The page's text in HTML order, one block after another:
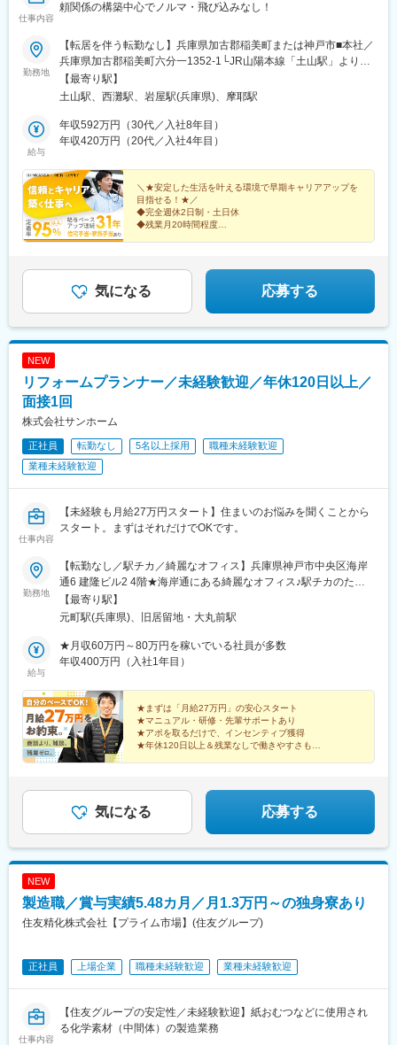
仕事内容
頼関係の構築中心でノルマ・飛び込みなし！
勤務地
【転居を伴う転勤なし】兵庫県加古郡稲美町または神戸市■本社／
兵庫県加古郡稲美町六分一1352-1└JR山陽本線「土山駅」より車
で10分└JR山陽本線「魚住駅」より車で15分※本社はマイカー通
勤可能です■神戸営業所／兵庫県神戸市灘区岩屋南町2-14└阪神本
東海道本線「摩耶駅」より徒歩9分※受動喫煙対策：社内禁煙
【最寄り駅】
土山駅、西灘駅、岩屋駅(兵庫県)、摩耶駅
給与
年収592万円（30代／入社8年目）
年収420万円（20代／入社4年目）
＼★安定した生活を叶える環境で早期キャリアアップを
目指せる！★／
◆完全週休2日制・土日休
◆残業月20時間程度
◆福利厚生・手当充実
◆未経験から営業デビュー可
気になる 応募する
NEW
リフォームプランナー／未経験歓迎／年休120日以上／
面接1回
株式会社サンホーム
正社員 転勤なし 5名以上採用
職種未経験歓迎
業種未経験歓迎
仕事内容
【未経験も月給27万円スタート】住まいのお悩みを聞くことから
スタート。まずはそれだけでOKです。
勤務地
【転勤なし／駅チカ／綺麗なオフィス】兵庫県神戸市中央区海岸
通6 建隆ビル2 4階★海岸通にある綺麗なオフィス♪駅チカのた
め、通勤も快適。快適な環境で業務に集中して取り組むことがで
きますよ。＜アクセス＞JR神戸線「元町駅」より徒歩5分地下鉄
ィス内禁煙
【最寄り駅】
元町駅(兵庫県)、旧居留地・大丸前駅
給与
★月収60万円～80万円を稼いでいる社員が多数
年収400万円（入社1年目）
★まずは「月給27万円」の安心スタート
★マニュアル・研修・先輩サポートあり
★アポを取るだけで、インセンティブ獲得
★年休120日以上＆残業なしで働きやすさも◎
気になる 応募する
NEW
製造職／賞与実績5.48カ月／月1.3万円～の独身寮あり
住友精化株式会社【プライム市場】(住友グループ)
正社員 上場企業 職種未経験歓迎 業種未経験歓迎
仕事内容
【住友グループの安定性／未経験歓迎】紙おむつなどに使用され
る化学素材（中間体）の製造業務